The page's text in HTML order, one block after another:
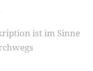
ist im Sinne